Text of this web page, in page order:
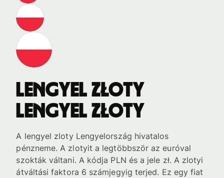
lengyel złoty
lengyel złoty
A lengyel zloty Lengyelország hivatalos
pénzneme. A zlotyit a legtöbbször az euróval
szokták váltani. A kódja PLN és a jele zł. A zlotyi
átváltási faktora 6 számjegyig terjed. Ez egy fiat